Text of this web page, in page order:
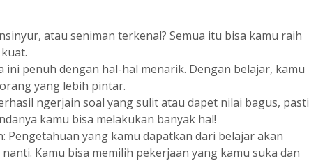
atau seniman terkenal? Semua itu bisa kamu raih
ini penuh dengan hal-hal menarik. Dengan belajar, kamu
yang lebih pintar.
ngerjain soal yang sulit atau dapet nilai bagus, pasti
kamu bisa melakukan banyak hal!
Pengetahuan yang kamu dapatkan dari belajar akan
Kamu bisa memilih pekerjaan yang kamu suka dan